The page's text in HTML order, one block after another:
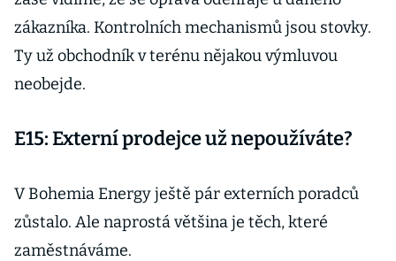
zákazníka. Kontrolních mechanismů jsou stovky.
Ty už obchodník v terénu nějakou výmluvou
neobejde.
E15: Externí prodejce už nepoužíváte?
V Bohemia Energy ještě pár externích poradců
zůstalo. Ale naprostá většina je těch, které
zaměstnáváme.